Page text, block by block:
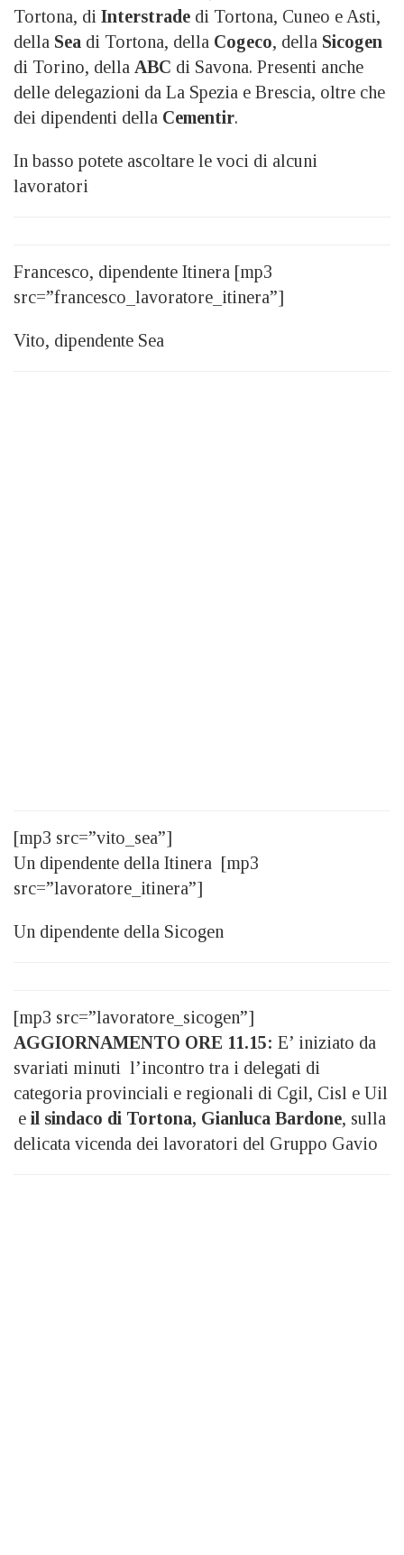
Tortona, di Interstrade di Tortona, Cuneo e Asti,
della Sea di Tortona, della Cogeco, della Sicogen
di Torino, della ABC di Savona. Presenti anche
delle delegazioni da La Spezia e Brescia, oltre che
dei dipendenti della Cementir.
In basso potete ascoltare le voci di alcuni
lavoratori
Francesco, dipendente Itinera [mp3
src=”francesco_lavoratore_itinera”]
Vito, dipendente Sea
[mp3 src=”vito_sea”]
Un dipendente della Itinera [mp3
src=”lavoratore_itinera”]
Un dipendente della Sicogen
[mp3 src=”lavoratore_sicogen”]
AGGIORNAMENTO ORE 11.15: E’ iniziato da
svariati minuti l’incontro tra i delegati di
categoria provinciali e regionali di Cgil, Cisl e Uil
e il sindaco di Tortona, Gianluca Bardone, sulla
delicata vicenda dei lavoratori del Gruppo Gavio